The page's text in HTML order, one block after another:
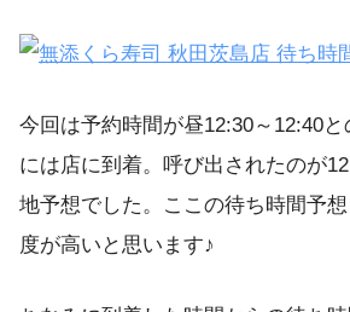
今回は予約時間が昼12:30～12:40
には店に到着。呼び出されたのが
地予想でした。ここの待ち時間予
度が高いと思います♪